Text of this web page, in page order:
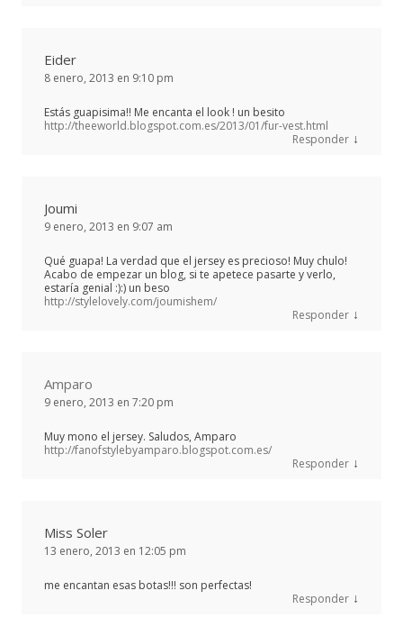
Eider
8 enero, 2013 en 9:10 pm
Estás guapisima!! Me encanta el look ! un besito
http://theeworld.blogspot.com.es/2013/01/fur-vest.html
Responder ↓
Joumi
9 enero, 2013 en 9:07 am
Qué guapa! La verdad que el jersey es precioso! Muy chulo!
Acabo de empezar un blog, si te apetece pasarte y verlo,
estaría genial :):) un beso
http://stylelovely.com/joumishem/
Responder ↓
Amparo
9 enero, 2013 en 7:20 pm
Muy mono el jersey. Saludos, Amparo
http://fanofstylebyamparo.blogspot.com.es/
Responder ↓
Miss Soler
13 enero, 2013 en 12:05 pm
me encantan esas botas!!! son perfectas!
Responder ↓